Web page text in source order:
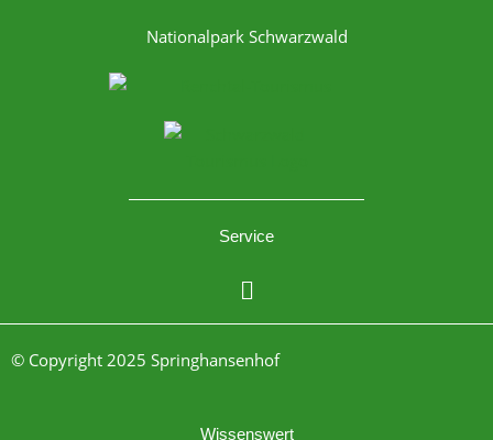
Nationalpark Schwarzwald
Service
Menü
© Copyright 2025 Springhansenhof
Wissenswert